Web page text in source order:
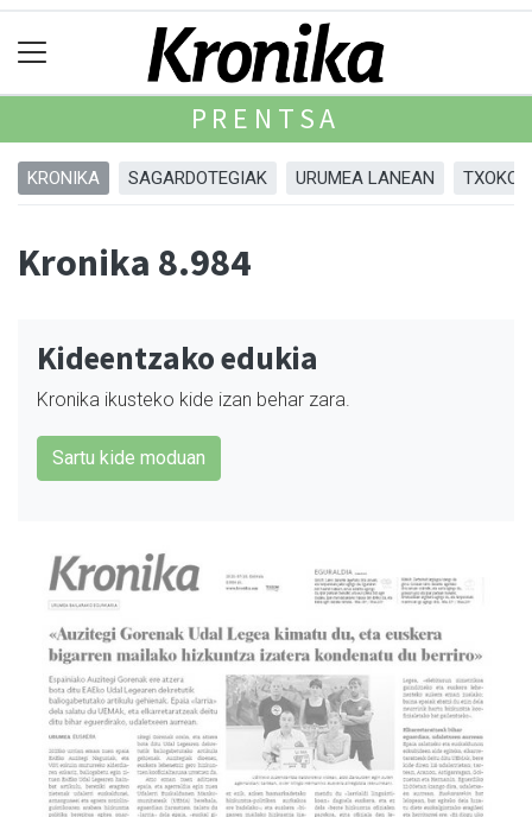
PRENTSA
KRONIKA SAGARDOTEGIAK URUMEA LANEAN
Kronika 8.984
Kideentzako edukia
Kronika ikusteko kide izan behar zara.
Sartu kide moduan